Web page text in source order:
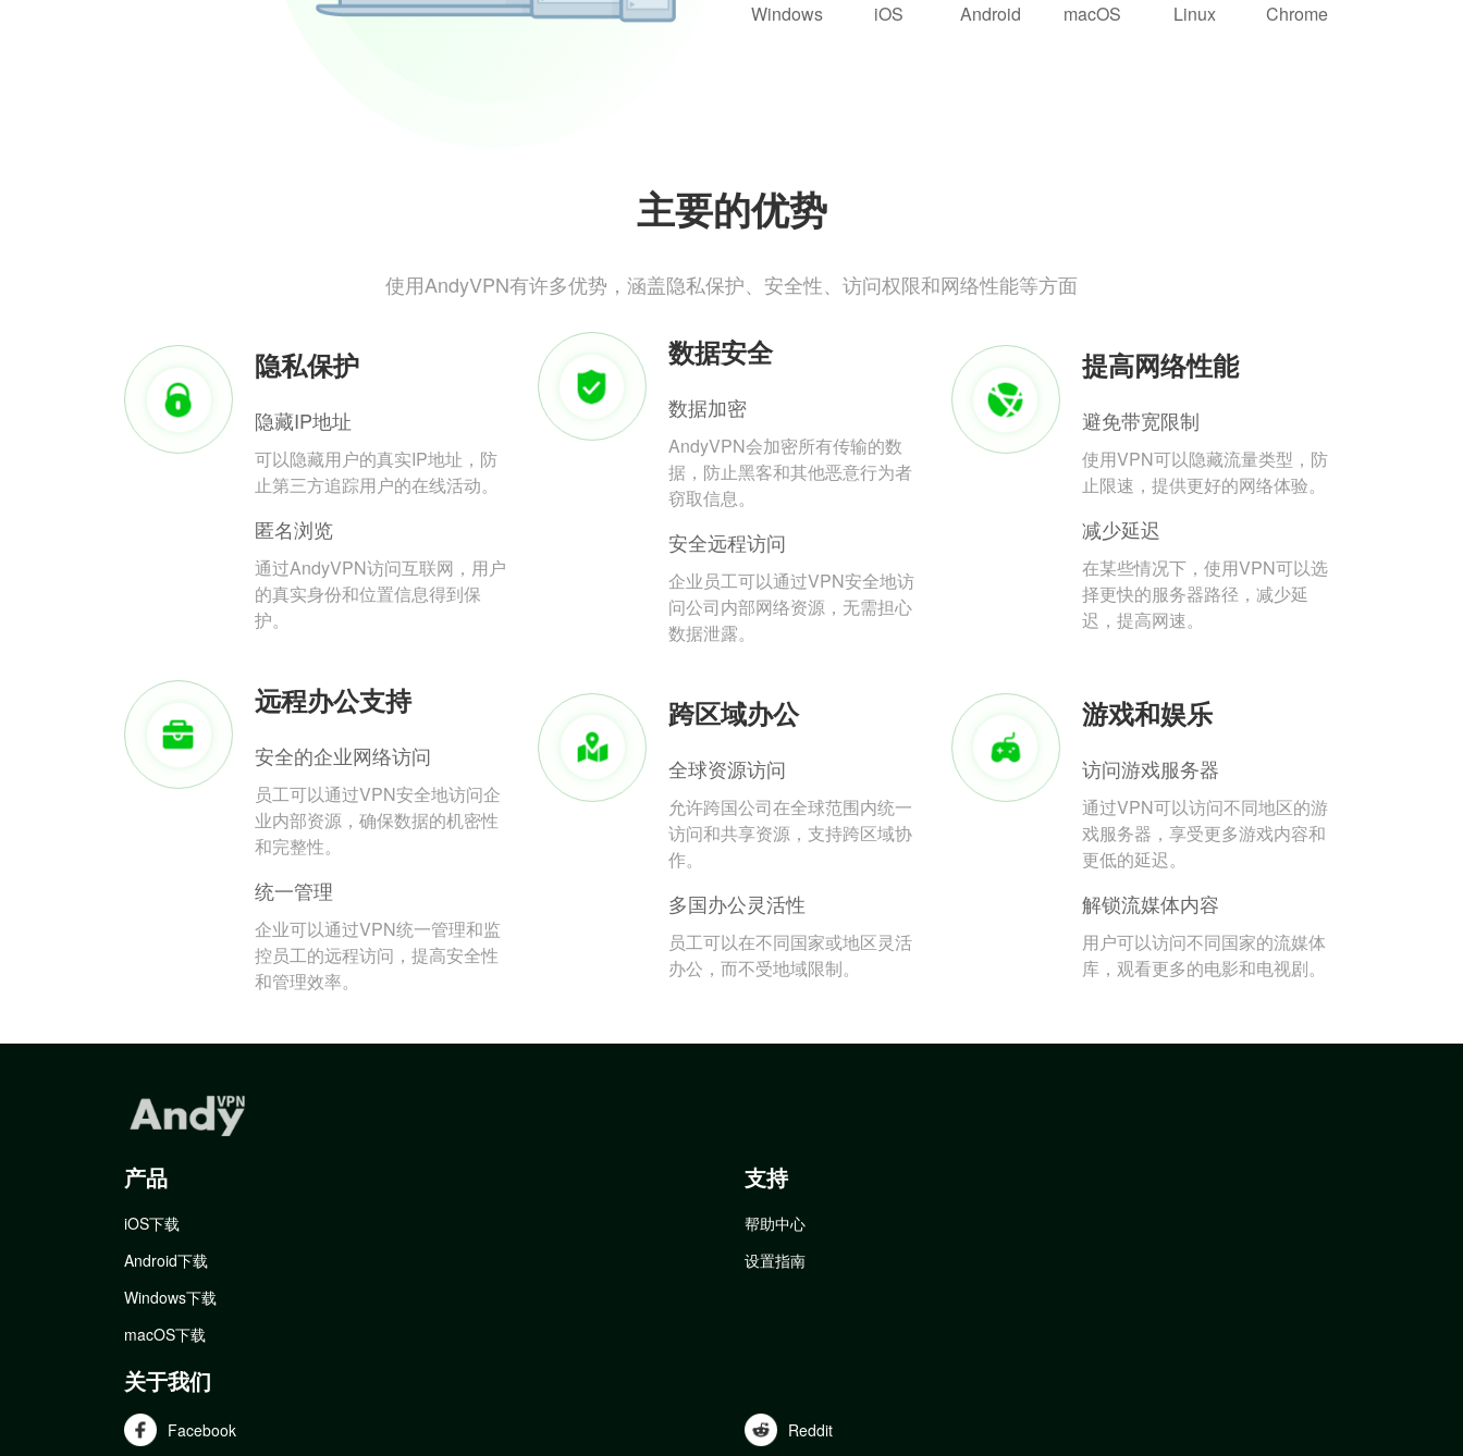
Windows iOS Android macOS Linux Chrome
主要的优势
使用AndyVPN有许多优势，涵盖隐私保护、安全性、访问权限和网络性能等方面
隐私保护
隐藏IP地址
可以隐藏用户的真实IP地址，防
止第三方追踪用户的在线活动。
匿名浏览
通过AndyVPN访问互联网，用户
的真实身份和位置信息得到保
护。
数据安全
数据加密
AndyVPN会加密所有传输的数
据，防止黑客和其他恶意行为者
窃取信息。
安全远程访问
企业员工可以通过VPN安全地访
问公司内部网络资源，无需担心
数据泄露。
提高网络性能
避免带宽限制
使用VPN可以隐藏流量类型，防
止限速，提供更好的网络体验。
减少延迟
在某些情况下，使用VPN可以选
择更快的服务器路径，减少延
迟，提高网速。
远程办公支持
安全的企业网络访问
员工可以通过VPN安全地访问企
业内部资源，确保数据的机密性
和完整性。
统一管理
企业可以通过VPN统一管理和监
控员工的远程访问，提高安全性
和管理效率。
跨区域办公
全球资源访问
允许跨国公司在全球范围内统一
访问和共享资源，支持跨区域协
作。
多国办公灵活性
员工可以在不同国家或地区灵活
办公，而不受地域限制。
游戏和娱乐
访问游戏服务器
通过VPN可以访问不同地区的游
戏服务器，享受更多游戏内容和
更低的延迟。
解锁流媒体内容
用户可以访问不同国家的流媒体
库，观看更多的电影和电视剧。
产品
iOS下载
Android下载
Windows下载
macOS下载
支持
帮助中心
设置指南
关于我们
Facebook Reddit